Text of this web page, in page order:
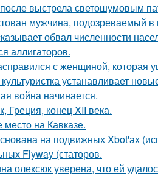
выстрела светошумовым
мужчина, подозреваемый
обвал численности
аллигаторов.
с женщиной, которая
устанавливает
война начинается.
Греция, конец XII века.
на Кавказе.
на подвижных Xbot'ах
Flyway (статоров.
олексюк уверена, что ей